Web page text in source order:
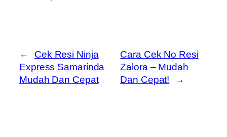
←
Cek Resi Ninja
Express Samarinda
Mudah Dan Cepat
Cara Cek No Resi
Zalora – Mudah
Dan Cepat!
→